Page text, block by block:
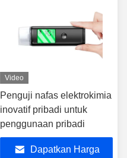
Video
Penguji nafas elektrokimia
inovatif pribadi untuk
penggunaan pribadi
Dapatkan Harga